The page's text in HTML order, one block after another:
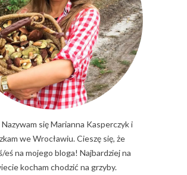
się Marianna Kasperczyk i
we Wrocławiu. Cieszę się, że
eś na mojego bloga! Najbardziej na
kocham chodzić na grzyby.